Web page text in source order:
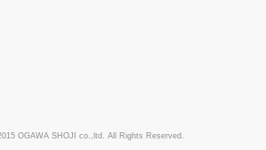
OGAWA SHOJI co.,ltd. All Rights Reserved.